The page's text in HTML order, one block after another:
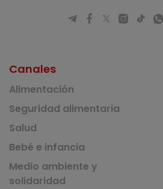
Canales
Alimentación
Seguridad alimentaria
Salud
Bebé e infancia
Medio ambiente y
solidaridad